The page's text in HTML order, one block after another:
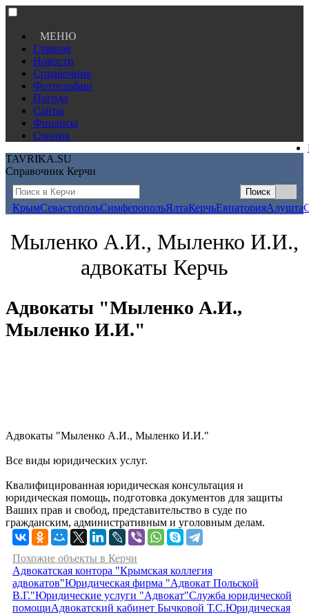
МЕНЮ
Главная
Новости
Справочник
Фотографии
Погода
Сайты
Финансы
Сонник
TAVRIKA.SU
Справочник Керчи
КрымСевастопольСимферопольЯлтаКерчьЕвпаторияАлушта
Мыленко А.И., Мыленко И.И.,
адвокаты Керчь
Адвокаты "Мыленко А.И.,
Мыленко И.И."
Адвокаты "Мыленко А.И., Мыленко И.И."
Все виды юридических услуг.
Квалифицированная юридическая консультация и
юридическая помощь, подготовка документов для защиты
Ваших прав и свобод, представительство в суде по
гражданским, административным и уголовным делам.
Похожие объекты в Керчи
Адвокатская контора "Крымская коллегия
адвокатов"Юридическая фирма "Адвокат Польской
В.Г."Юридические услуги "Адвокат"Служба юридической
помощиАдвокатский кабинет Бычковой Т.С.Юридическая